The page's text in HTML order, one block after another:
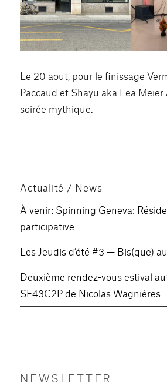
Le 20 aout, pour le finissage
Paccaud et Shayu aka Lea Meier
soirée mythique.
Actualité / News
À venir: Spinning Geneva:
participative
Les Jeudis d’été #3 — Bis(que)
Deuxième rendez-vous estival
SF43C2P de Nicolas Wagnières
NEWSLETTER